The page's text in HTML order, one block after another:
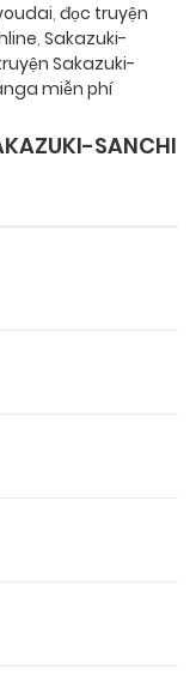
, đọc truyện
, Sakazuki-
Sakazuki-
miễn phí
SANCHI